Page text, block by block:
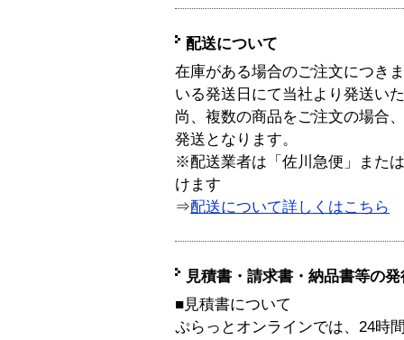
配送について
在庫がある場合のご注文につき
いる発送日にて当社より発送い
尚、複数の商品をご注文の場合
発送となります。
※配送業者は「佐川急便」また
けます
⇒配送について詳しくはこちら
見積書・請求書・納品書等の
■見積書について
ぷらっとオンラインでは、24時